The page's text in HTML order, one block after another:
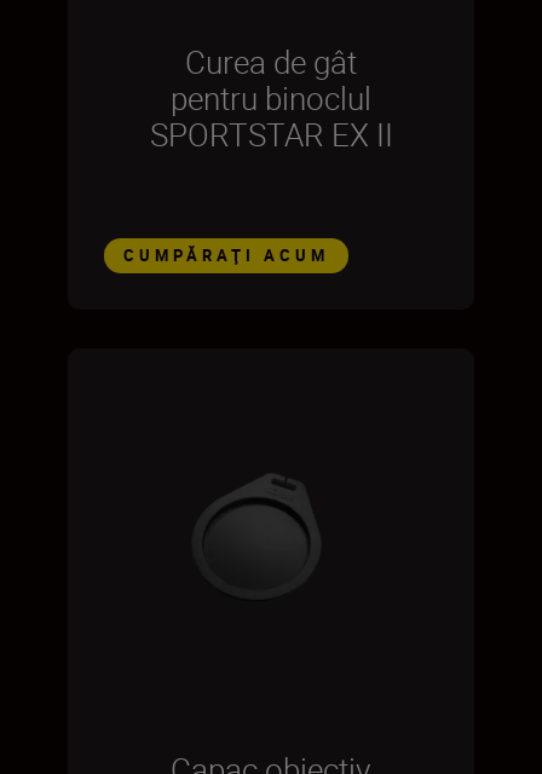
Curea de gât
pentru binoclul
SPORTSTAR EX II
CUMPĂRAŢI ACUM